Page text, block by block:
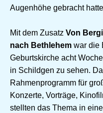
Augenhöhe gebracht
Mit dem Zusatz Von
nach Bethlehem war die
Geburtskirche acht
in Schildgen zu sehen.
Rahmenprogramm für
Konzerte, Vorträge,
stellten das Thema in